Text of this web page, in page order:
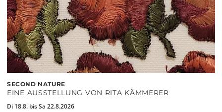
SECOND NATURE
EINE AUSSTELLUNG VON RITA KÄMMERER
Di 18.8. bis Sa 22.8.2026